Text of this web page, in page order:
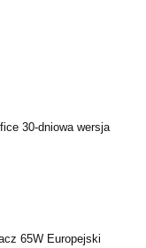
30-dniowa wersja
65W Europejski